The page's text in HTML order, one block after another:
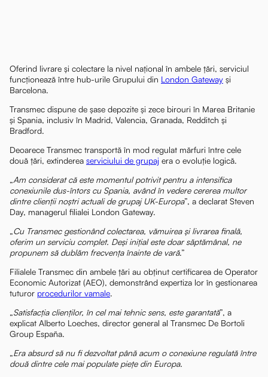
Oferind livrare și colectare la nivel național în ambele țări, serviciul
funcționează între hub-urile Grupului din London Gateway și
Barcelona.
Transmec dispune de șase depozite și zece birouri în Marea Britanie
și Spania, inclusiv în Madrid, Valencia, Granada, Redditch și
Bradford.
Deoarece Transmec transportă în mod regulat mărfuri între cele
două țări, extinderea serviciului de grupaj era o evoluție logică.
„Am considerat că este momentul potrivit pentru a intensifica
conexiunile dus-întors cu Spania, având în vedere cererea multor
dintre clienții noștri actuali de grupaj UK-Europa”, a declarat Steven
Day, managerul filialei London Gateway.
„Cu Transmec gestionând colectarea, vămuirea și livrarea finală,
oferim un serviciu complet. Deși inițial este doar săptămânal, ne
propunem să dublăm frecvența înainte de vară.”
Filialele Transmec din ambele țări au obținut certificarea de Operator
Economic Autorizat (AEO), demonstrând expertiza lor în gestionarea
tuturor procedurilor vamale.
„Satisfacția clienților, în cel mai tehnic sens, este garantată”, a
explicat Alberto Loeches, director general al Transmec De Bortoli
Group España.
„Era absurd să nu fi dezvoltat până acum o conexiune regulată între
două dintre cele mai populate piețe din Europa.